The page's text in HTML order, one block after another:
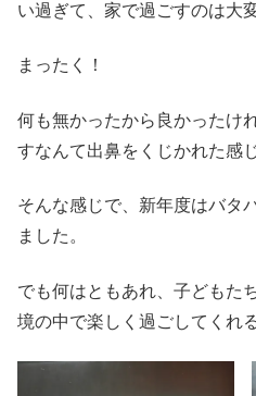
い過ぎて、家で過ごすのは大
まったく！
何も無かったから良かったけ
すなんて出鼻をくじかれた感
そんな感じで、新年度はバタ
ました。
でも何はともあれ、子どもた
境の中で楽しく過ごしてくれ